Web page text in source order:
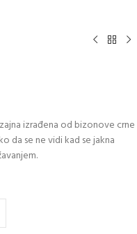
izrađena od bizonove crne
da se ne vidi kad se jakna